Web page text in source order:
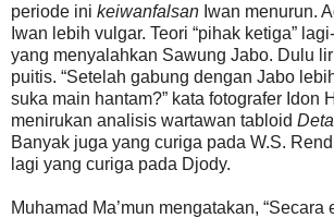
periode ini keiwanfalsan Iwan menurun.
Iwan lebih vulgar. Teori “pihak ketiga”
yang menyalahkan Sawung Jabo. Dulu
puitis. “Setelah gabung dengan Jabo
suka main hantam?” kata fotografer Idon
menirukan analisis wartawan tabloid
Banyak juga yang curiga pada W.S.
lagi yang curiga pada Djody.
Muhamad Ma’mun mengatakan, “Secara